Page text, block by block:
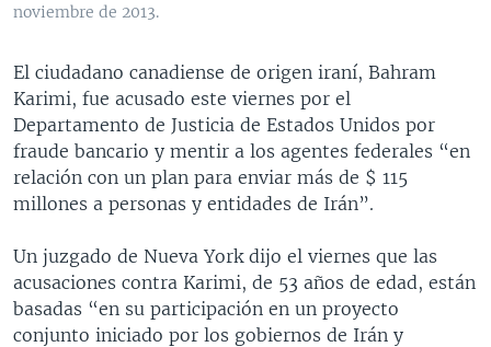
CIENCIA Y SALUD
VISIÓN 360
PANORAMA
AUDIONOTICIAS
ESTADOS UNIDOS AL DÍA
EL MUNDO AL DÍA [RADIO]
FORO [RADIO]
DEPORTIVO INTERNACIONAL
NOTA ECONÓMICA
ENTRETENIMIENTO
DOCUMENTALES DE LA VOA
Learning English
SÍGANOS
noviembre de 2013.
El ciudadano canadiense de origen iraní, Bahram
Karimi, fue acusado este viernes por el
Departamento de Justicia de Estados Unidos por
fraude bancario y mentir a los agentes federales “en
relación con un plan para enviar más de $ 115
millones a personas y entidades de Irán”.
Un juzgado de Nueva York dijo el viernes que las
acusaciones contra Karimi, de 53 años de edad, están
basadas “en su participación en un proyecto
conjunto iniciado por los gobiernos de Irán y